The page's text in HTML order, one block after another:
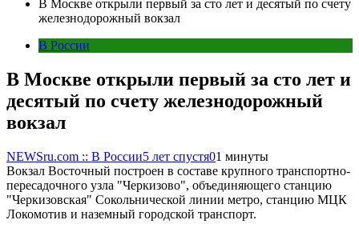
В Москве открыли первый за сто лет и десятый по счету
железнодорожный вокзал
В России
В Москве открыли первый за сто лет и
десятый по счету железнодорожный
вокзал
NEWSru.com :: В России5 лет спустя01 минуты
Вокзал Восточный построен в составе крупного транспортно-
пересадочного узла "Черкизово", объединяющего станцию
"Черкизовская" Сокольнической линии метро, станцию МЦК
Локомотив и наземный городской транспорт.